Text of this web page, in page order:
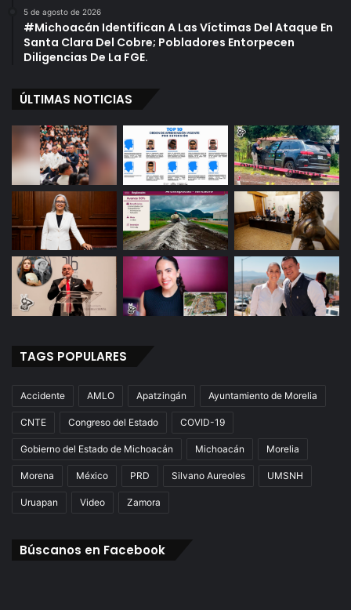
5 de agosto de 2026
#Michoacán Identifican A Las Víctimas Del Ataque En
Santa Clara Del Cobre; Pobladores Entorpecen
Diligencias De La FGE.
ÚLTIMAS NOTICIAS
TAGS POPULARES
Accidente AMLO Apatzingán Ayuntamiento de Morelia
CNTE Congreso del Estado COVID-19
Gobierno del Estado de Michoacán Michoacán Morelia
Morena México PRD Silvano Aureoles UMSNH
Uruapan Video Zamora
Búscanos en Facebook